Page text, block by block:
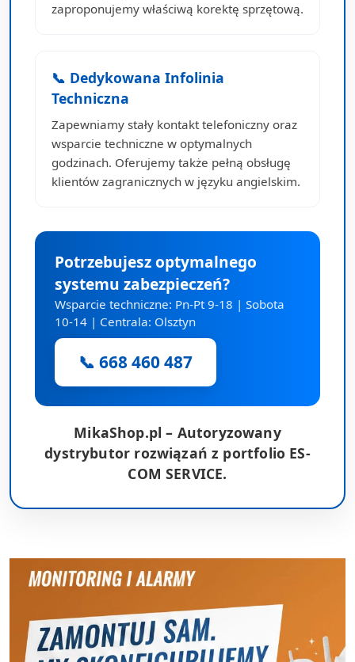
zaproponujemy właściwą korektę sprzętową.
📞 Dedykowana Infolinia
Techniczna
Zapewniamy stały kontakt telefoniczny oraz
wsparcie techniczne w optymalnych
godzinach. Oferujemy także pełną obsługę
klientów zagranicznych w języku angielskim.
Potrzebujesz optymalnego
systemu zabezpieczeń?
Wsparcie techniczne: Pn-Pt 9-18 | Sobota
10-14 | Centrala: Olsztyn
📞 668 460 487
MikaShop.pl – Autoryzowany
dystrybutor rozwiązań z portfolio ES-
COM SERVICE.